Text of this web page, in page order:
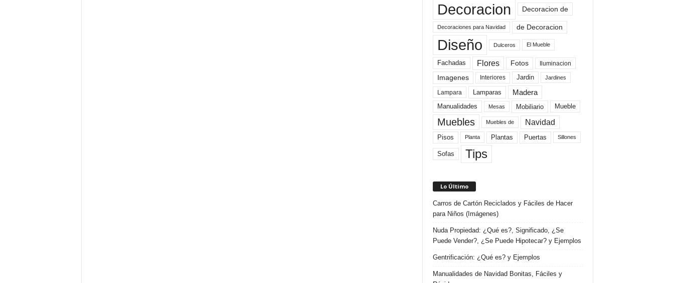
Decoracion Decoracion de
Decoraciones para Navidad de Decoracion
Diseño Dulceros El Mueble
Fachadas Flores Fotos Iluminacion
Imagenes Interiores Jardin Jardines
Lampara Lamparas Madera
Manualidades Mesas Mobiliario Mueble
Muebles Muebles de Navidad
Pisos Planta Plantas Puertas Sillones
Sofas Tips
Lo Último
Carros de Cartón Reciclados y Fáciles de Hacer
para Niños (Imágenes)
Nuda Propiedad: ¿Qué es?, Significado, ¿Se
Puede Vender?, ¿Se Puede Hipotecar? y Ejemplos
Gentrificación: ¿Qué es? y Ejemplos
Manualidades de Navidad Bonitas, Fáciles y